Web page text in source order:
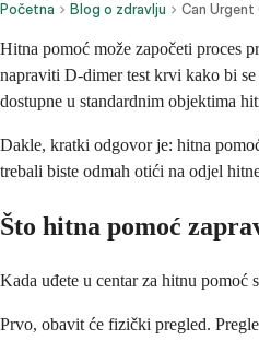
Početna Blog o zdravlju Can Urgent
Hitna pomoć može započeti proces
napraviti D-dimer test krvi kako bi
dostupne u standardnim objektima
Dakle, kratki odgovor je: hitna
trebali biste odmah otići na odjel
Što hitna pomoć
Kada uđete u centar za hitnu pomoć
Prvo, obavit će fizički pregled.